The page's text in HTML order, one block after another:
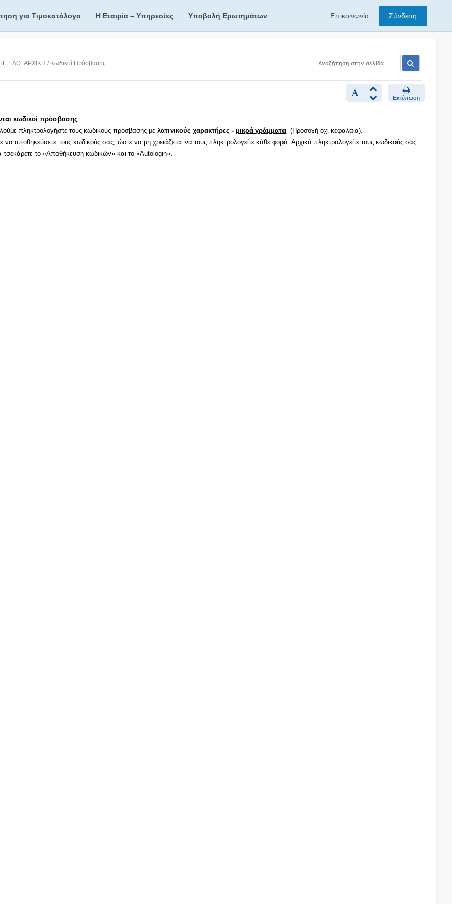
για Τιμοκατάλογο Η Εταιρία – Υπηρεσίες Υποβολή Ερωτημάτων Επικοινωνία Σύνδεση
ΕΔΩ:ΑΡΧΙΚΗ / Κωδικοί Πρόσβασης
Εκτύπωση
κωδικοί πρόσβασης
πληκτρολογήστε τους κωδικούς πρόσβασης μελατινικούς χαρακτήρες - μικρά γράμματα (Προσοχή όχι κεφαλαία).
να αποθηκεύσετε τους κωδικούς σας, ώστε να μη χρειάζεται να τους πληκτρολογείτε κάθε φορά: Αρχικά πληκτρολογείτε τους κωδικούς σας
τσεκάρετε το «Αποθήκευση κωδικών» και το «Autologin».